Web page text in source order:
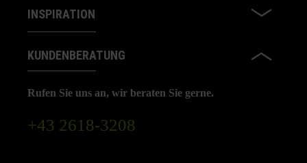
INSPIRATION
KUNDENBERATUNG
Rufen Sie uns an, wir beraten Sie gerne.
+43 2618-3208